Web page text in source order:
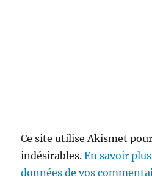
Ce site utilise Akismet
indésirables.En savoir
données de vos